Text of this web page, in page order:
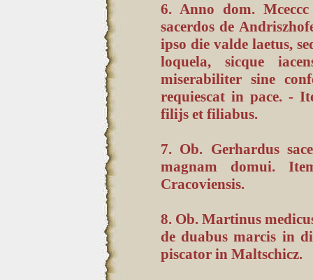
6. Anno dom.
sacerdos de
ipso die valde laetus,
loquela, sicque
miserabiliter sine
requiescat in pace. -
filijs et filiabus.
7. Ob. Gerhardus
magnam domui.
Cracoviensis.
8. Ob. Martinus
de duabus marcis in
piscator in Maltschicz.